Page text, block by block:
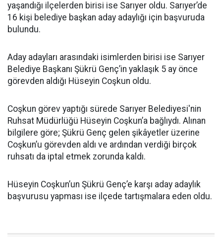
yaşandığı ilçelerden birisi ise Sarıyer oldu. Sarıyer’de
16 kişi belediye başkan aday adaylığı için başvuruda
bulundu.
Aday adayları arasındaki isimlerden birisi ise Sarıyer
Belediye Başkanı Şükrü Genç’in yaklaşık 5 ay önce
görevden aldığı Hüseyin Coşkun oldu.
Coşkun görev yaptığı sürede Sarıyer Belediyesi'nin
Ruhsat Müdürlüğü Hüseyin Coşkun’a bağlıydı. Alınan
bilgilere göre; Şükrü Genç gelen şikâyetler üzerine
Coşkun’u görevden aldı ve ardından verdiği birçok
ruhsatı da iptal etmek zorunda kaldı.
Hüseyin Coşkun’un Şükrü Genç’e karşı aday adaylık
başvurusu yapması ise ilçede tartışmalara eden oldu.